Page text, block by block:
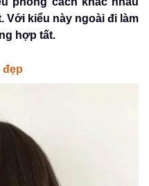
Với kiểu này ngoài đi làm
hợp tất.
đẹp